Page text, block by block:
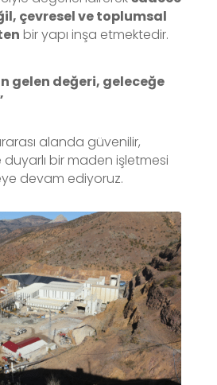
çevresel ve toplumsal
bir yapı inşa etmektedir.
gelen değeri, geleceğe
alanda güvenilir,
bir maden işletmesi
devam ediyoruz.